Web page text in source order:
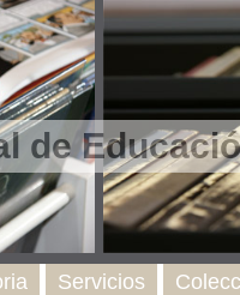
de
Servicios